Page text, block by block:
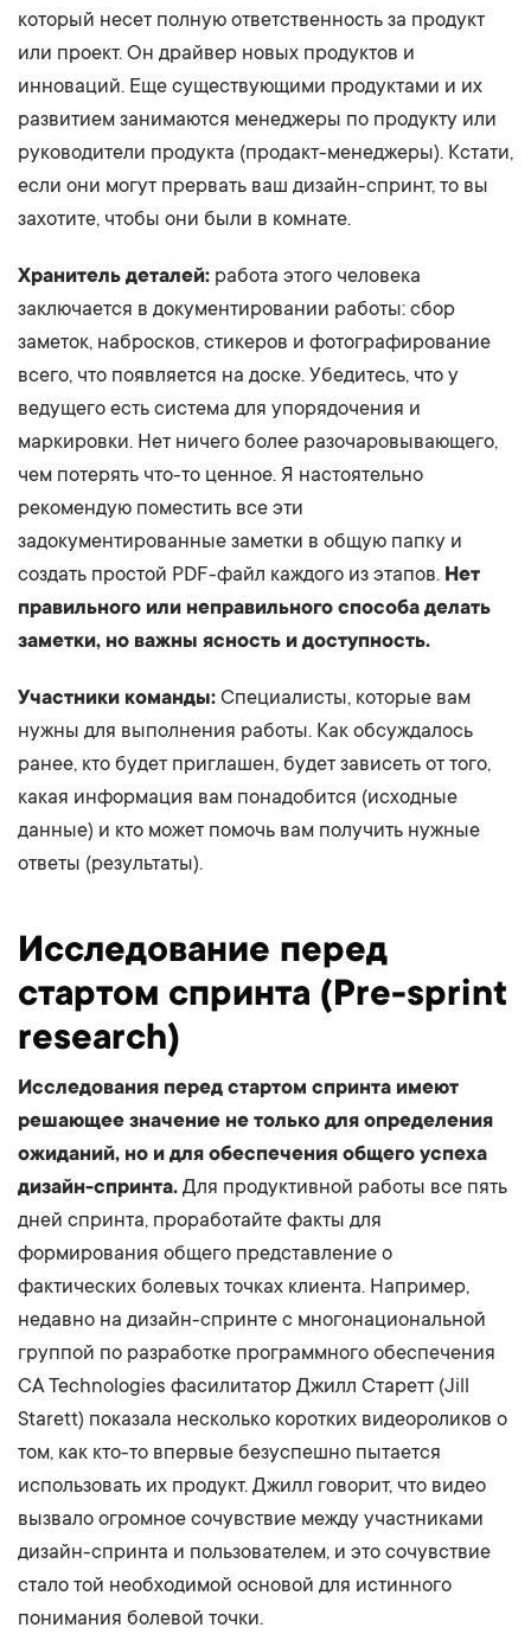
который несет полную ответственность за продукт
или проект. Он драйвер новых продуктов и
инноваций. Еще существующими продуктами и их
развитием занимаются менеджеры по продукту или
руководители продукта (продакт-менеджеры). Кстати,
если они могут прервать ваш дизайн-спринт, то вы
захотите, чтобы они были в комнате.
Хранитель деталей: работа этого человека
заключается в документировании работы: сбор
заметок, набросков, стикеров и фотографирование
всего, что появляется на доске. Убедитесь, что у
ведущего есть система для упорядочения и
маркировки. Нет ничего более разочаровывающего,
чем потерять что-то ценное. Я настоятельно
рекомендую поместить все эти
задокументированные заметки в общую папку и
создать простой PDF-файл каждого из этапов. Нет
правильного или неправильного способа делать
заметки, но важны ясность и доступность.
Участники команды: Специалисты, которые вам
нужны для выполнения работы. Как обсуждалось
ранее, кто будет приглашен, будет зависеть от того,
какая информация вам понадобится (исходные
данные) и кто может помочь вам получить нужные
ответы (результаты).
Исследование перед
стартом спринта (Pre-sprint
research)
Исследования перед стартом спринта имеют
решающее значение не только для определения
ожиданий, но и для обеспечения общего успеха
дизайн-спринта. Для продуктивной работы все пять
дней спринта, проработайте факты для
формирования общего представление о
фактических болевых точках клиента. Например,
недавно на дизайн-спринте с многонациональной
группой по разработке программного обеспечения
CA Technologies фасилитатор Джилл Старетт (Jill
Starett) показала несколько коротких видеороликов о
том, как кто-то впервые безуспешно пытается
использовать их продукт. Джилл говорит, что видео
вызвало огромное сочувствие между участниками
дизайн-спринта и пользователем, и это сочувствие
стало той необходимой основой для истинного
понимания болевой точки.